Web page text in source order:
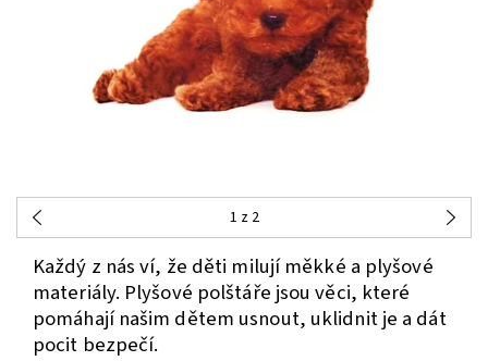
1 z 2
Každý z nás ví, že děti milují měkké a plyšové
materiály. Plyšové polštáře jsou věci, které
pomáhají našim dětem usnout, uklidnit je a dát
pocit bezpečí.